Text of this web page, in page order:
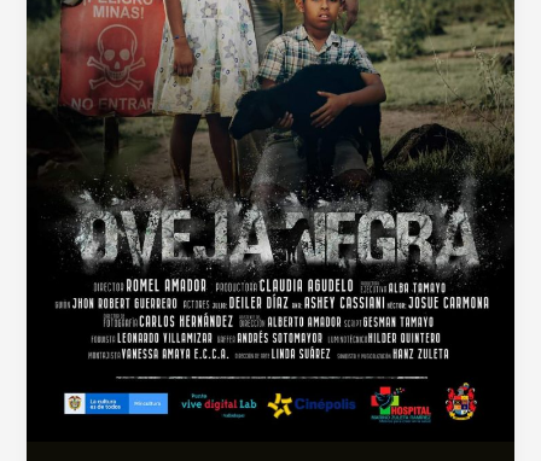
de
minas
antipersonales